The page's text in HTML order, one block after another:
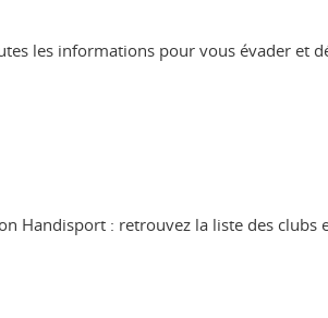
les informations pour vous évader et
Handisport : retrouvez la liste des clubs